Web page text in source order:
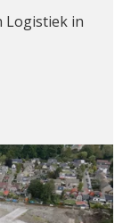
Logistiek in